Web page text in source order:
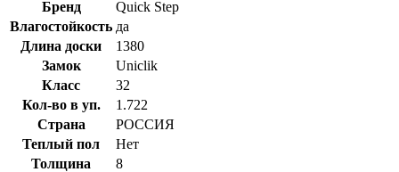
Бренд
Quick Step
Влагостойкость да
Длина доски
1380
Замок
Uniclik
Класс
32
Кол-во в уп.
1.722
Страна
РОССИЯ
Теплый пол
Нет
Толщина
8